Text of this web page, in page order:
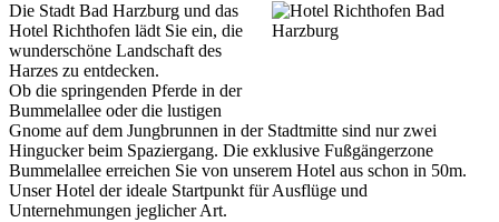
Die Stadt Bad Harzburg und das
Hotel Richthofen lädt Sie ein, die
wunderschöne Landschaft des
Harzes zu entdecken.
Ob die springenden Pferde in der
Bummelallee oder die lustigen
Gnome auf dem Jungbrunnen in der Stadtmitte sind nur zwei
Hingucker beim Spaziergang. Die exklusive Fußgängerzone
Bummelallee erreichen Sie von unserem Hotel aus schon in 50m.
Unser Hotel der ideale Startpunkt für Ausflüge und
Unternehmungen jeglicher Art.